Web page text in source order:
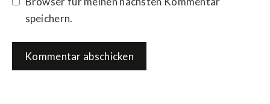
speichern.